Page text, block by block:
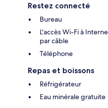
Restez connecté
Bureau
L'accès Wi-Fi à
par câble
Téléphone
Repas et boissons
Réfrigérateur
Eau minérale gratuite